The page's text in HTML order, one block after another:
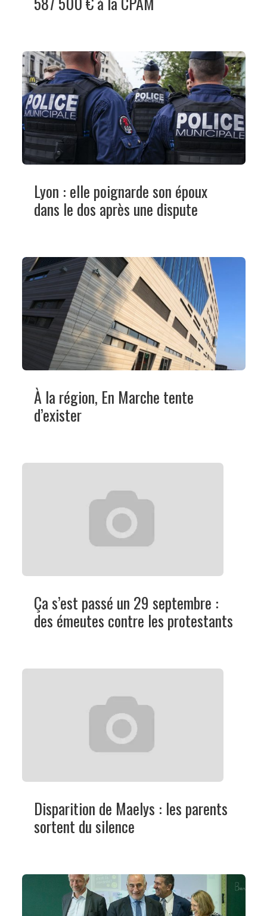
Lyon : elle poignarde son époux
dans le dos après une dispute
À la région, En Marche tente
d’exister
Ça s’est passé un 29 septembre :
des émeutes contre les protestants
Disparition de Maelys : les parents
sortent du silence